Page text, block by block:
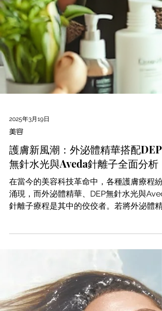
2025年3月19日
美容
無針水光與Aveda針離子全面分析
在當今的美容科技革命中，各種護膚療程紛
涌現，而外泌體精華、DEP無針水光與
針離子療程是其中的佼佼者。若將外泌體精
搭配這兩種療程，各自的效果與適合的肌膚
題可以互補，為肌膚帶來更全面的改善。在